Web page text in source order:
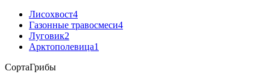
Лисохвост4
Газонные травосмеси4
Луговик2
Арктополевица1
СортаГрибы